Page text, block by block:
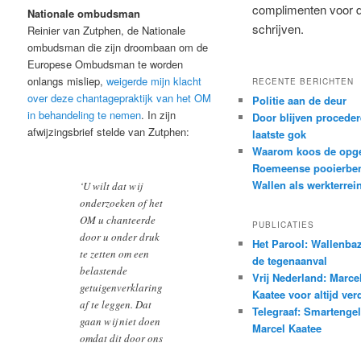
Nationale ombudsman
Reinier van Zutphen, de Nationale
ombudsman die zijn droombaan om de
Europese Ombudsman te worden
onlangs misliep,weigerde mijn klacht
over deze chantagepraktijk van het OM
in behandeling te nemen. In zijn
afwijzingsbrief stelde van Zutphen:
‘U wilt dat wij
onderzoeken of het
OM u chanteerde
door u onder druk
te zetten om een
belastende
getuigenverklaring
af te leggen. Dat
gaan wij niet doen
omdat dit door ons
complimenten voor
schrijven.
RECENTE BERICHTEN
Politie aan de deur
Door blijven
laatste gok
Waarom koos de
Roemeense
Wallen als
PUBLICATIES
Het Parool:
de tegenaanval
Vrij Nederland:
Kaatee voor altijd
Telegraaf:
Marcel Kaatee